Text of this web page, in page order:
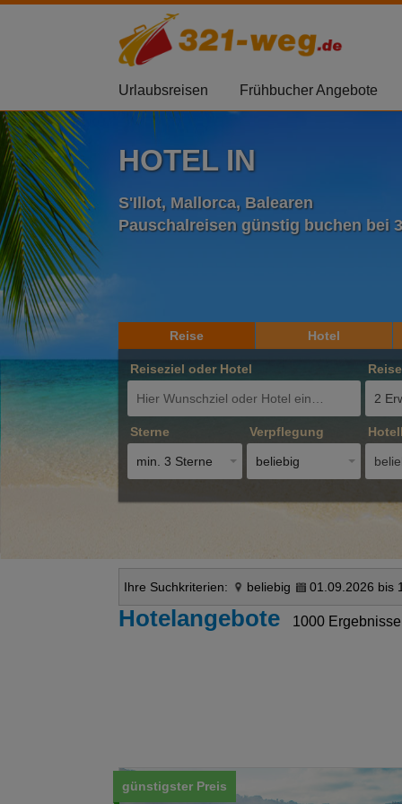
Urlaubsreisen Frühbucher Angebote
HOTEL IN
S'Illot, Mallorca, Balearen
Pauschalreisen günstig buchen bei
Reise Hotel
Reiseziel oder Hotel
2
Sterne
min. 3 Sterne
Verpflegung
beliebig
Ihre Suchkriterien: beliebig 01.09.2026 bis
Hotelangebote 1000 Ergebnisse
günstigster Preis